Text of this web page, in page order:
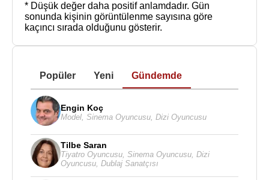
* Düşük değer daha positif anlamdadır. Gün
sonunda kişinin görüntülenme sayısına göre
kaçıncı sırada olduğunu gösterir.
Popüler Yeni Gündemde
Engin Koç
Model Sinema Oyuncusu Dizi Oyuncusu
Tilbe Saran
Tiyatro Oyuncusu, Sinema Oyuncusu, Dizi
Oyuncusu, Dublaj Sanatçısı